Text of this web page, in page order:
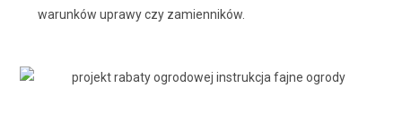
warunków uprawy czy zamienników.